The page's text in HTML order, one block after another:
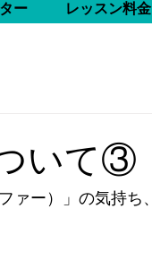
ー レッスン料金
いて③
ァー）」の気持ち、